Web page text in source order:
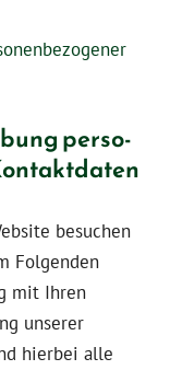
per­so­
besuchen
Folgenden
mit Ihren
unserer
hierbei alle